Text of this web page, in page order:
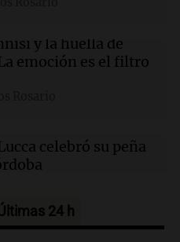
Rodrigo De Paul para
y la huella de
emoción es el filtro
celebró su peña
en Mendoza:
24 h